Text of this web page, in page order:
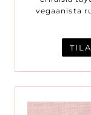
vegaanista